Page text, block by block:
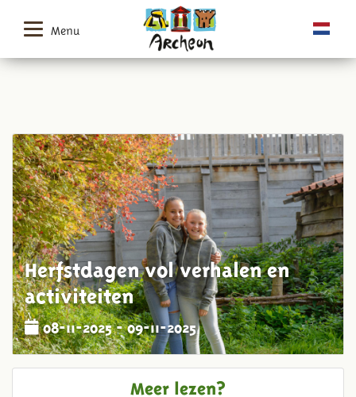
Menu
Herfstdagen vol verhalen en
activiteiten
08-11-2025 - 09-11-2025
Meer lezen?